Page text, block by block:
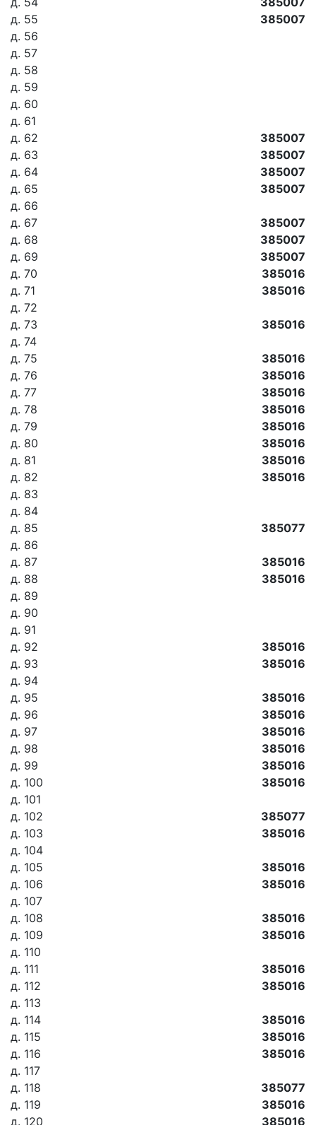
д. 55
385007
д. 56
д. 57
д. 58
д. 59
д. 60
д. 61
д. 62
385007
д. 63
385007
д. 64
385007
д. 65
385007
д. 66
д. 67
385007
д. 68
385007
д. 69
385007
д. 70
385016
д. 71
385016
д. 72
д. 73
385016
д. 74
д. 75
385016
д. 76
385016
д. 77
385016
д. 78
385016
д. 79
385016
д. 80
385016
д. 81
385016
д. 82
385016
д. 83
д. 84
д. 85
385077
д. 86
д. 87
385016
д. 88
385016
д. 89
д. 90
д. 91
д. 92
385016
д. 93
385016
д. 94
д. 95
385016
д. 96
385016
д. 97
385016
д. 98
385016
д. 99
385016
д. 100
385016
д. 101
д. 102
385077
д. 103
385016
д. 104
д. 105
385016
д. 106
385016
д. 107
д. 108
385016
д. 109
385016
д. 110
д. 111
385016
д. 112
385016
д. 113
д. 114
385016
д. 115
385016
д. 116
385016
д. 117
д. 118
385077
д. 119
385016
д. 120
385016